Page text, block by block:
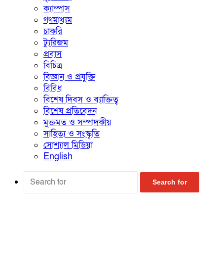
ক্যাম্পাস
গণমাধ্যম
চাকরি
ট্যুরিজম
প্রবাস
বিচিত্র
বিজ্ঞান ও প্রযুক্তি
বিবিধ
বিশেষ দিবস ও ব্যাক্তিত্ব
বিশেষ প্রতিবেদন
মুক্তমত ও সম্পাদকীয়
সাহিত্য ও সংস্কৃতি
সোশ্যাল মিডিয়া
English
Search for